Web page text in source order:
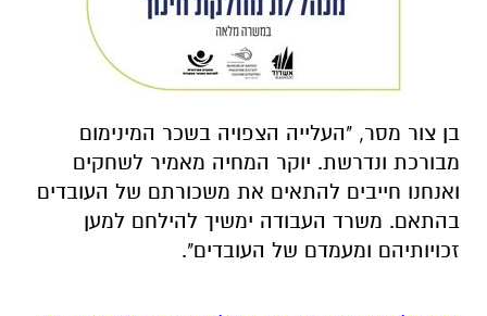
בן צור מסר, "העלייה הצפויה בשכר המינימום
מבורכת ונדרשת. יוקר המחיה מאמיר לשחקים
ואנחנו חייבים להתאים את משכורתם של העובדים
בהתאם. משרד העבודה ימשיך להילחם למען
זכויותיהם ומעמדם של העובדים".